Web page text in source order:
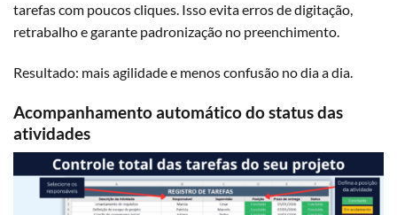
tarefas com poucos cliques. Isso evita erros de digitação,
retrabalho e garante padronização no preenchimento.
Resultado: mais agilidade e menos confusão no dia a dia.
Acompanhamento automático do status das
atividades